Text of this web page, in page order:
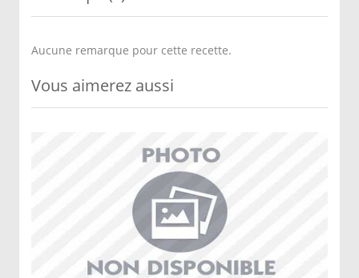
Aucune remarque pour cette recette.
Vous aimerez aussi